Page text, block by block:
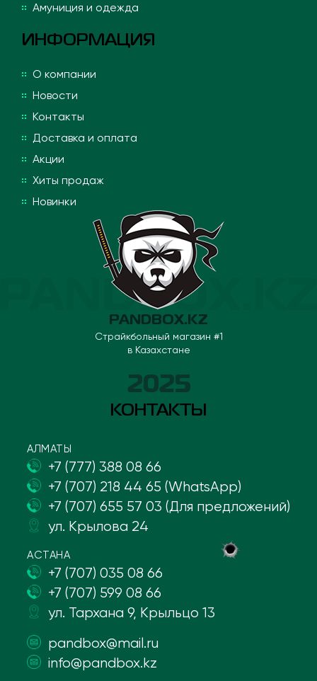
Амуниция и одежда
ИНФОРМАЦИЯ
О компании
Новости
Контакты
Доставка и оплата
Акции
Хиты продаж
Новинки
PANDBOX.KZ
Страйкбольный магазин #1
в Казахстане
2025
КОНТАКТЫ
АЛМАТЫ
+7 (777) 388 08 66
+7 (707) 218 44 65 (WhatsApp)
+7 (707) 655 57 03 (Для предложений)
ул. Крылова 24
АСТАНА
+7 (707) 035 08 66
+7 (707) 599 08 66
ул. Тархана 9, Крыльцо 13
pandbox@mail.ru
info@pandbox.kz